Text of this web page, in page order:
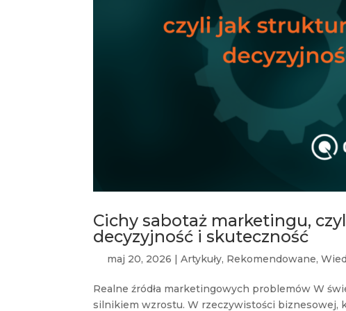
Cichy sabotaż marketingu,
decyzyjność i skuteczność
maj 20, 2026 |Artykuły, Rekomendowane,
Realne źródła marketingowych problemów W
silnikiem wzrostu. W rzeczywistości biznesowej,